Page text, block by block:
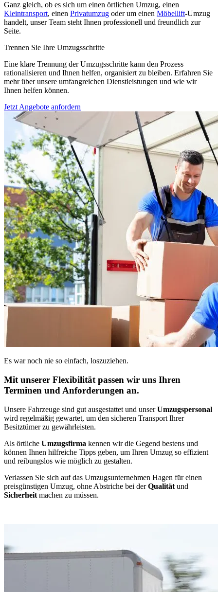
Ganz gleich, ob es sich um einen örtlichen Umzug, einen
Kleintransport, einen Privatumzug oder um einen Möbellift-Umzug
handelt, unser Team steht Ihnen professionell und freundlich zur
Seite.
Trennen Sie Ihre Umzugsschritte
Eine klare Trennung der Umzugsschritte kann den Prozess
rationalisieren und Ihnen helfen, organisiert zu bleiben. Erfahren Sie
mehr über unsere umfangreichen Dienstleistungen und wie wir
Ihnen helfen können.
Jetzt Angebote anfordern
Es war noch nie so einfach, loszuziehen.
Mit unserer Flexibilität passen wir uns Ihren
Terminen und Anforderungen an.
Unsere Fahrzeuge sind gut ausgestattet und unserUmzugspersonal
wird regelmäßig gewartet, um den sicheren Transport Ihrer
Besitztümer zu gewährleisten.
Als örtliche Umzugsfirma kennen wir die Gegend bestens und
können Ihnen hilfreiche Tipps geben, um Ihren Umzug so effizient
und reibungslos wie möglich zu gestalten.
Verlassen Sie sich auf das Umzugsunternehmen Hagen für einen
preisgünstigen Umzug, ohne Abstriche bei derQualität und
Sicherheit machen zu müssen.